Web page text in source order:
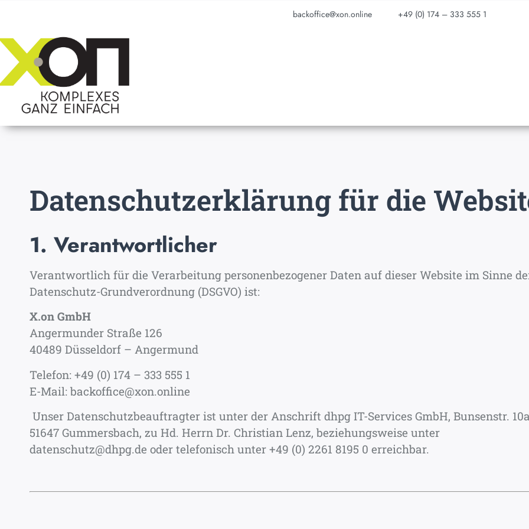
backoffice@xon.online +49 (0) 174 – 333 555 1
Datenschutzerklärung für die
1. Verantwortlicher
Verantwortlich für die Verarbeitung personenbezogener Daten auf dieser Website im Sinne
Datenschutz-Grundverordnung (DSGVO) ist:
X.on GmbH
Angermunder Straße 126
40489 Düsseldorf – Angermund
Telefon: +49 (0) 174 – 333 555 1
E-Mail: backoffice@xon.online
Unser Datenschutzbeauftragter ist unter der Anschrift dhpg IT-Services GmbH, Bunsenstr.
51647 Gummersbach, zu Hd. Herrn Dr. Christian Lenz, beziehungsweise unter
datenschutz@dhpg.de oder telefonisch unter +49 (0) 2261 8195 0 erreichbar.